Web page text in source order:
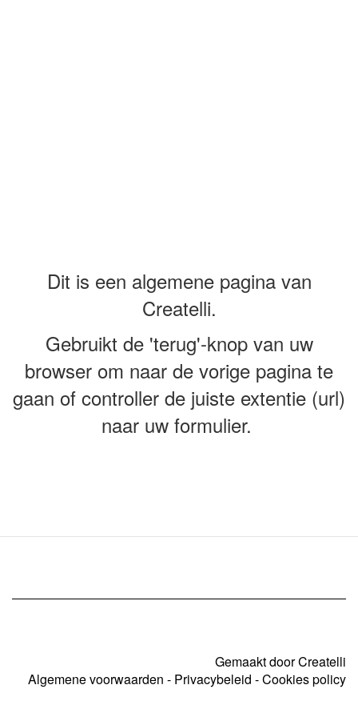
Dit is een algemene pagina van
Createlli.
Gebruikt de 'terug'-knop van uw
browser om naar de vorige pagina te
gaan of controller de juiste extentie (url)
naar uw formulier.
Gemaakt door Createlli
Algemene voorwaarden - Privacybeleid -Cookies policy